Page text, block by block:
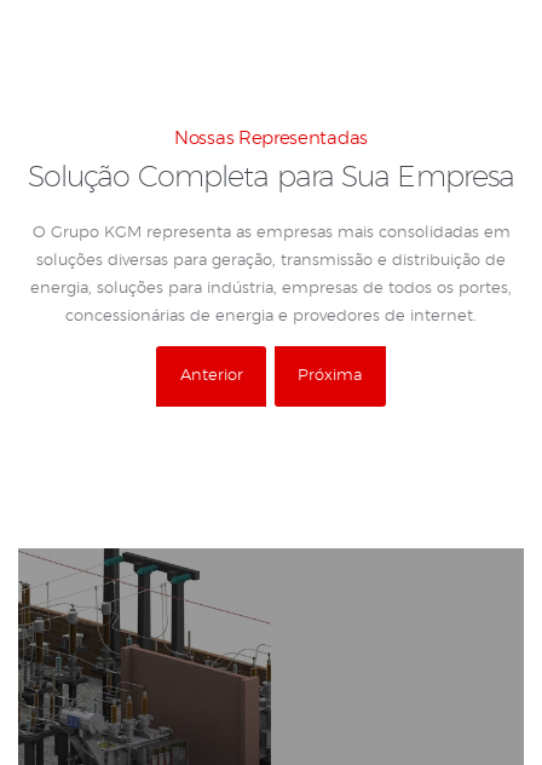
Nossas Representadas
Solução Completa para Sua Empresa
O Grupo KGM representa as empresas mais consolidadas em
soluções diversas para geração, transmissão e distribuição de
energia, soluções para indústria, empresas de todos os portes,
concessionárias de energia e provedores de internet.
Anterior Próxima